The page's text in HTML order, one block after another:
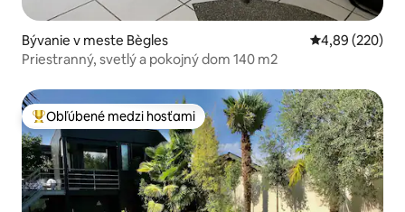
Bývanie v meste Bègles Priemerné
4,89 (220)
Priestranný, svetlý a pokojný dom 140 m2
Najobľúbenejšie medzi hosťami
Obľúbené medzi hosťami